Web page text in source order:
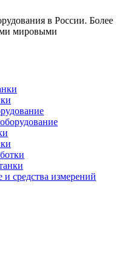
в России. Более
мировыми
средства измерений